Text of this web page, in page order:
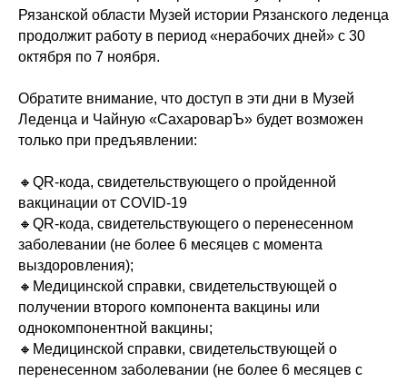
Рязанской области Музей истории Рязанского леденца
продолжит работу в период «нерабочих дней» с 30
октября по 7 ноября.
Обратите внимание, что доступ в эти дни в Музей
Леденца и Чайную «СахароварЪ» будет возможен
только при предъявлении:
🔸QR-кода, свидетельствующего о пройденной
вакцинации от COVID-19
🔸QR-кода, свидетельствующего о перенесенном
заболевании (не более 6 месяцев с момента
выздоровления);
🔸Медицинской справки, свидетельствующей о
получении второго компонента вакцины или
однокомпонентной вакцины;
🔸Медицинской справки, свидетельствующей о
перенесенном заболевании (не более 6 месяцев с